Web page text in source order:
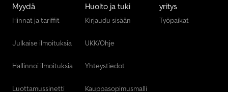
Myydä
Hinnat ja tariffit
Julkaise ilmoituksia
Hallinnoi ilmoituksia
Luottamussinetti
Huolto ja tuki
Kirjaudu sisään
UKK/Ohje
Yhteystiedot
Kauppasopimusmalli
yritys
Työpaikat